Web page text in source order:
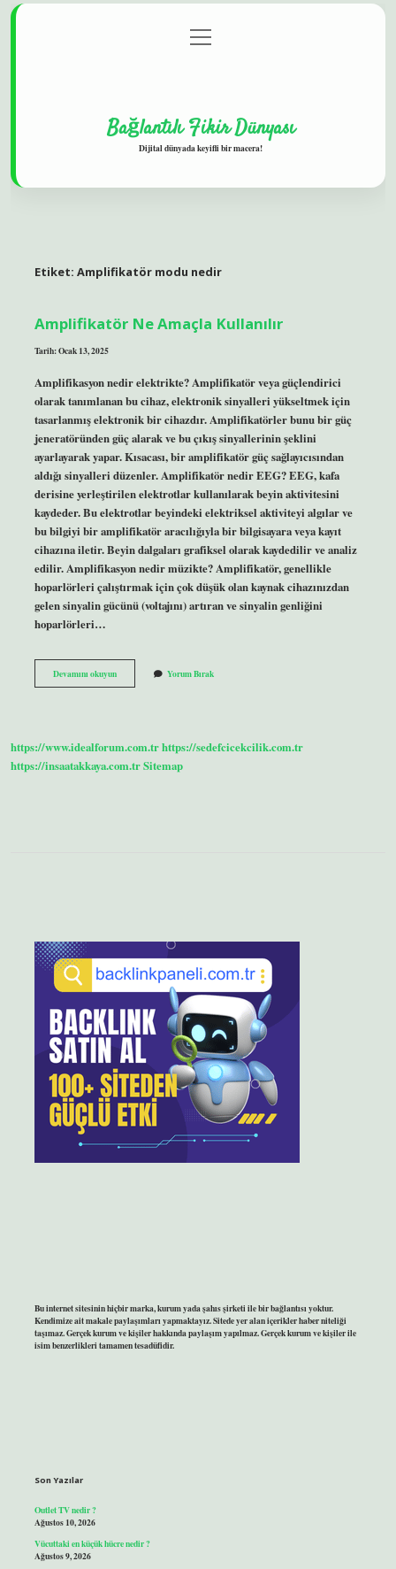
Gizlilik Politikası
menüyü
aç
Bağlantılı Fikir Dünyası
Dijital dünyada keyifli bir macera!
Etiket: Amplifikatör modu nedir
Amplifikatör Ne Amaçla Kullanılır
Tarih: Ocak 13, 2025
Amplifikasyon nedir elektrikte? Amplifikatör veya güçlendirici
olarak tanımlanan bu cihaz, elektronik sinyalleri yükseltmek için
tasarlanmış elektronik bir cihazdır. Amplifikatörler bunu bir güç
jeneratöründen güç alarak ve bu çıkış sinyallerinin şeklini
ayarlayarak yapar. Kısacası, bir amplifikatör güç sağlayıcısından
aldığı sinyalleri düzenler. Amplifikatör nedir EEG? EEG, kafa
derisine yerleştirilen elektrotlar kullanılarak beyin aktivitesini
kaydeder. Bu elektrotlar beyindeki elektriksel aktiviteyi algılar ve
bu bilgiyi bir amplifikatör aracılığıyla bir bilgisayara veya kayıt
cihazına iletir. Beyin dalgaları grafiksel olarak kaydedilir ve analiz
edilir. Amplifikasyon nedir müzikte? Amplifikatör, genellikle
hoparlörleri çalıştırmak için çok düşük olan kaynak cihazınızdan
gelen sinyalin gücünü (voltajını) artıran ve sinyalin genliğini
hoparlörleri…
Devamını okuyunAmplifikatör
Ne
Yorum Bırak
https://www.idealforum.com.trhttps://sedefcicekcilik.com.tr
https://insaatakkaya.com.trSitemap
Bu internet sitesinin hiçbir marka, kurum yada şahıs şirketi ile bir bağlantısı yoktur.
Kendimize ait makale paylaşımları yapmaktayız. Sitede yer alan içerikler haber niteliği
taşımaz. Gerçek kurum ve kişiler hakkında paylaşım yapılmaz. Gerçek kurum ve kişiler ile
isim benzerlikleri tamamen tesadüfidir.
Son Yazılar
Outlet TV nedir ?
Ağustos 10, 2026
Vücuttaki en küçük hücre nedir ?
Ağustos 9, 2026